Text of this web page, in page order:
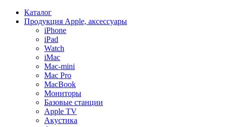
Каталог
Продукция Apple, аксессуары
iPhone
iPad
Watch
iMac
Mac-mini
Mac Pro
MacBook
Мониторы
Базовые станции
Apple TV
Акустика